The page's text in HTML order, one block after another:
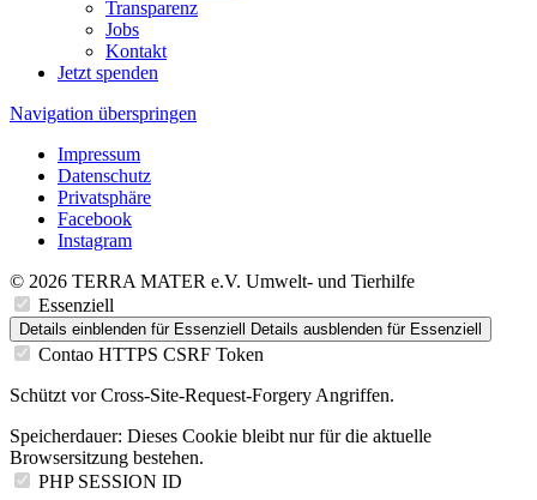
Transparenz
Jobs
Kontakt
Jetzt spenden
Navigation überspringen
Impressum
Datenschutz
Privatsphäre
Facebook
Instagram
© 2026 TERRA MATER e.V. Umwelt- und Tierhilfe
Essenziell
Details einblenden für Essenziell Details ausblenden für Essenziell
Contao HTTPS CSRF Token
Schützt vor Cross-Site-Request-Forgery Angriffen.
Speicherdauer: Dieses Cookie bleibt nur für die aktuelle
Browsersitzung bestehen.
PHP SESSION ID